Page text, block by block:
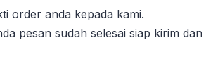
order anda kepada kami.
pesan sudah selesai siap kirim dan